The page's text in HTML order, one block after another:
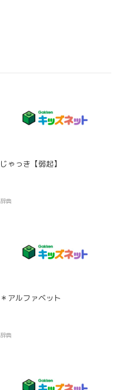
じゃっき【弱起】
辞典
＊アルファベット
辞典